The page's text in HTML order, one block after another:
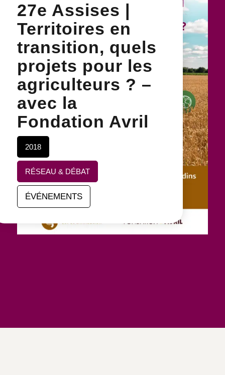
27e Assises |
Territoires en
transition, quels
projets pour les
agriculteurs ? –
avec la
Fondation Avril
2018
RÉSEAU & DÉBAT
ÉVÉNEMENTS